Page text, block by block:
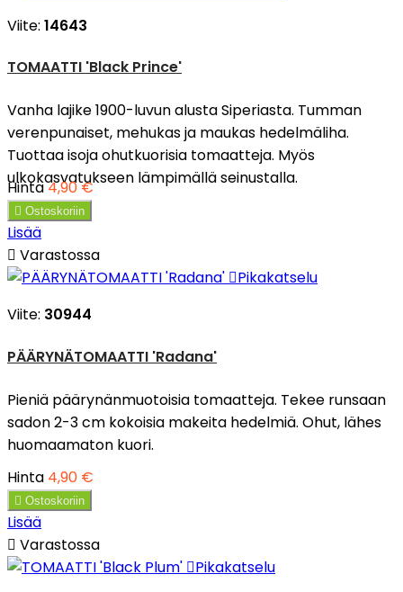
Viite: 14643
TOMAATTI 'Black Prince'
Vanha lajike 1900-luvun alusta Siperiasta. Tumman
verenpunaiset, mehukas ja maukas hedelmäliha.
Tuottaa isoja ohutkuorisia tomaatteja. Myös
ulkokasvatukseen lämpimällä seinustalla.
Hinta4,90 €
 Ostoskoriin
Lisää
 Varastossa
Pikakatselu
Viite: 30944
PÄÄRYNÄTOMAATTI 'Radana'
Pieniä päärynänmuotoisia tomaatteja. Tekee runsaan
sadon 2-3 cm kokoisia makeita hedelmiä. Ohut, lähes
huomaamaton kuori.
Hinta 4,90 €
 Ostoskoriin
Lisää
 Varastossa
Pikakatselu